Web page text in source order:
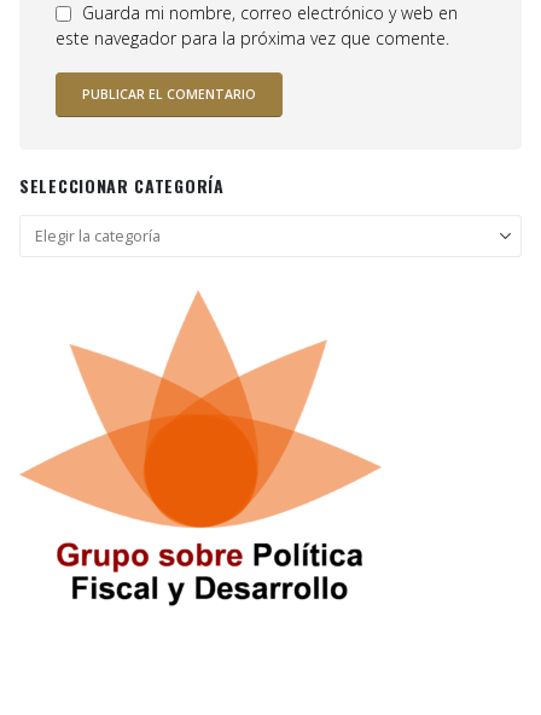
Guarda mi nombre, correo electrónico y web en
este navegador para la próxima vez que comente.
SELECCIONAR CATEGORÍA
Seleccionar
categoría